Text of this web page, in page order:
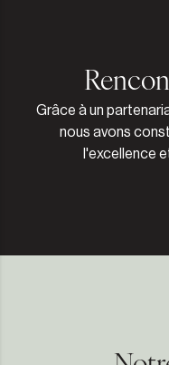
Grâce à un
nous avons
l'excellence